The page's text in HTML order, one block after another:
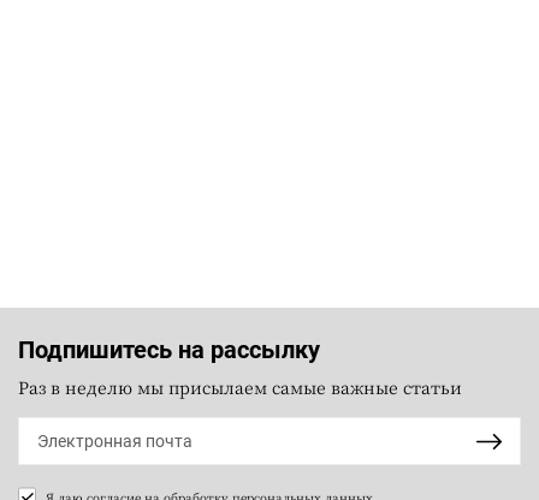
Подпишитесь на рассылку
Раз в неделю мы присылаем самые важные статьи